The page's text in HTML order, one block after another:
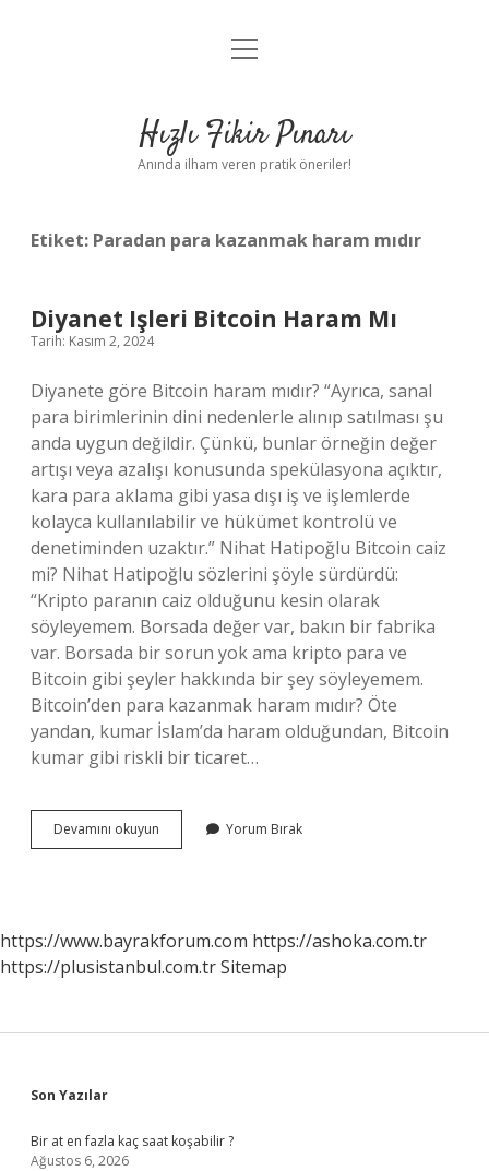
Anasayfa
Yasal Uyarı
menüyü
Hızlı Fikir Pınarı
Anında ilham veren pratik öneriler!
Etiket: Paradan para kazanmak haram mıdır
Diyanet Işleri Bitcoin Haram Mı
Tarih: Kasım 2, 2024
Diyanete göre Bitcoin haram mıdır? “Ayrıca, sanal
para birimlerinin dini nedenlerle alınıp satılması şu
anda uygun değildir. Çünkü, bunlar örneğin değer
artışı veya azalışı konusunda spekülasyona açıktır,
kara para aklama gibi yasa dışı iş ve işlemlerde
kolayca kullanılabilir ve hükümet kontrolü ve
denetiminden uzaktır.” Nihat Hatipoğlu Bitcoin caiz
mi? Nihat Hatipoğlu sözlerini şöyle sürdürdü:
“Kripto paranın caiz olduğunu kesin olarak
söyleyemem. Borsada değer var, bakın bir fabrika
var. Borsada bir sorun yok ama kripto para ve
Bitcoin gibi şeyler hakkında bir şey söyleyemem.
Bitcoin’den para kazanmak haram mıdır? Öte
yandan, kumar İslam’da haram olduğundan, Bitcoin
kumar gibi riskli bir ticaret…
Devamını okuyun
Işleri
Yorum Bırak
https://www.bayrakforum.com https://ashoka.com.tr
https://plusistanbul.com.trSitemap
Sidebar
Son Yazılar
Bir at en fazla kaç saat koşabilir ?
Ağustos 6, 2026